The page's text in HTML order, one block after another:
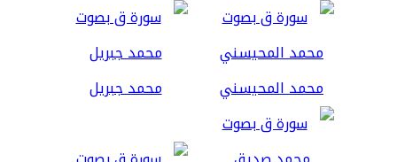
محمد المحيسني محمد جبريل